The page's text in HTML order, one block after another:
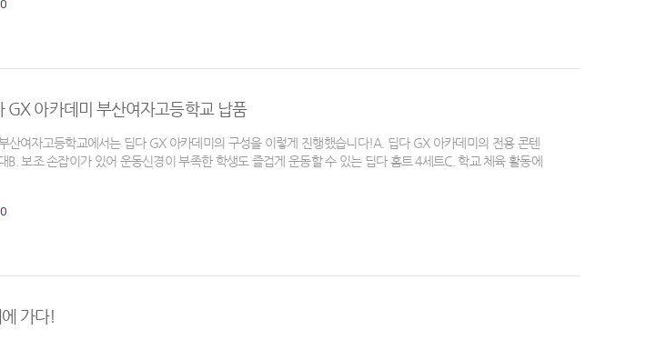
0
아카데미 부산여자고등학교 납품
산여자고등학교에서는 딥다 GX 아카데미의 구성을 이렇게 진행했습니다!​A. 딥다 GX 아카데미의 전용 콘텐
보조 손잡이가 있어 운동신경이 부족한 학생도 즐겁게 운동할 수 있는 딥다 홈트 4세트C. 학교 체육 활동에
0
가다!